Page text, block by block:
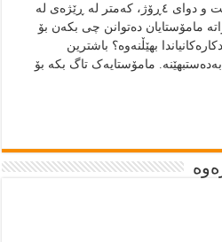
تەنها سێ چارەکیان لەبیردەمێنێت و دوای ٤ڕۆژ، کەمتر لە ڕێژەی لە
کەواتە مامۆستایان دەتوانن چی بکەن بۆ
بهێڵنەوە؟ باشترین
مامۆستایەک تاگ بکە بۆ